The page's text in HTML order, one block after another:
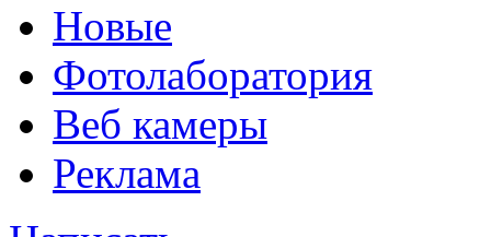
Новые
Фотолаборатория
Веб камеры
Реклама